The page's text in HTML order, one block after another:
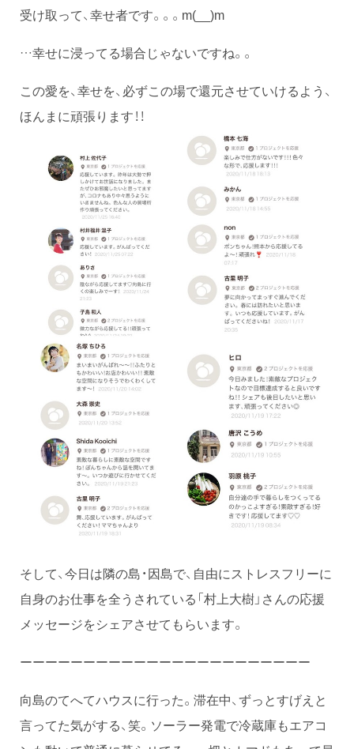
受け取って、幸せ者です。。。m(__)m
…幸せに浸ってる場合じゃないですね。。
この愛を、幸せを、必ずこの場で還元させていけるよう、
ほんまに頑張ります！！
そして、今日は隣の島・因島で、自由にストレスフリーに
自身のお仕事を全うされている「村上大樹」さんの応援
メッセージをシェアさせてもらいます。
ーーーーーーーーーーーーーーーーーーーーーーー
向島のてへてハウスに行った。滞在中、ずっとすげえと
言ってた気がする、笑。ソーラー発電で冷蔵庫もエアコ